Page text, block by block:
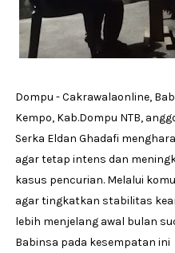
Dompu - Cakrawalaonline,
Kempo, Kab.Dompu NTB,
Serka Eldan Ghadafi
agar tetap intens dan
kasus pencurian. Melalui
agar tingkatkan stabilitas
lebih menjelang awal bulan
Babinsa pada kesempatan ini